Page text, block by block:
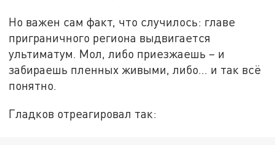
Но важен сам факт, что случилось: главе
приграничного региона выдвигается
ультиматум. Мол, либо приезжаешь – и
забираешь пленных живыми, либо... и так всё
понятно.
Гладков отреагировал так: